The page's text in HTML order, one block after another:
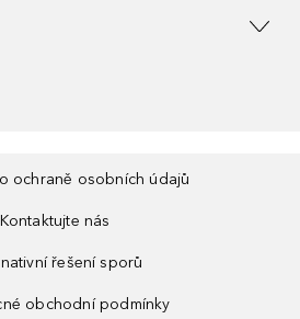
ochraně osobních údajů
Kontaktujte nás
řešení sporů
obchodní podmínky